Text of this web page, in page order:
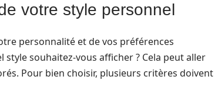
votre style personnel
personnalité et de vos préférences
souhaitez-vous afficher ? Cela peut aller
Pour bien choisir, plusieurs critères doivent